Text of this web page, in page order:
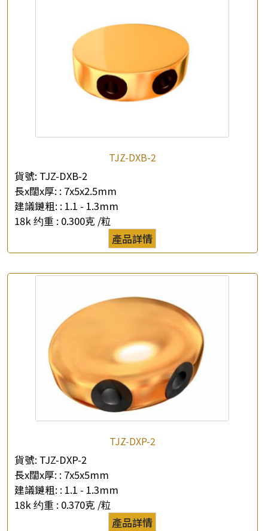
查詢以下產品
TJZ-DXB-2
貨號: TJZ-DXB-2
長x闊x厚: : 7x5x2.5mm
建議鏈粗: : 1.1 - 1.3mm
18k 约重 : 0.300克 /粒
產品詳情
TJZ-DXP-2
貨號: TJZ-DXP-2
長x闊x厚: : 7x5x5mm
建議鏈粗: : 1.1 - 1.3mm
18k 约重 : 0.370克 /粒
產品詳情